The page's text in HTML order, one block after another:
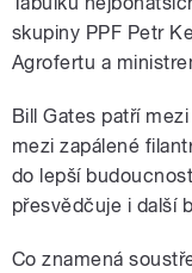
skupiny PPF Petr
Agrofertu a
Bill Gates patří
mezi zapálené
do lepší
přesvědčuje i další
Co znamená